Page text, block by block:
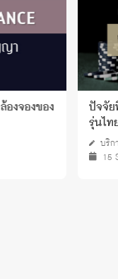
องของ
ปัจจัยที่
รุ่นไทย
บริการวิ
15 Sep